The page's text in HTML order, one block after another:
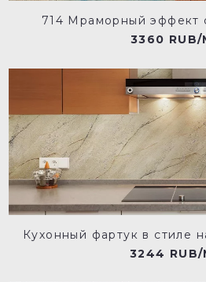
714 Мраморный эффект
3360 RUB/
Кухонный фартук в стиле
3244 RUB/